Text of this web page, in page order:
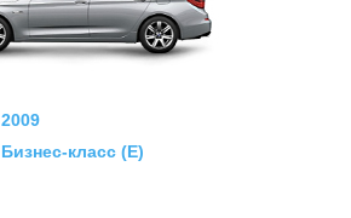
2009
Бизнес-класс (E)